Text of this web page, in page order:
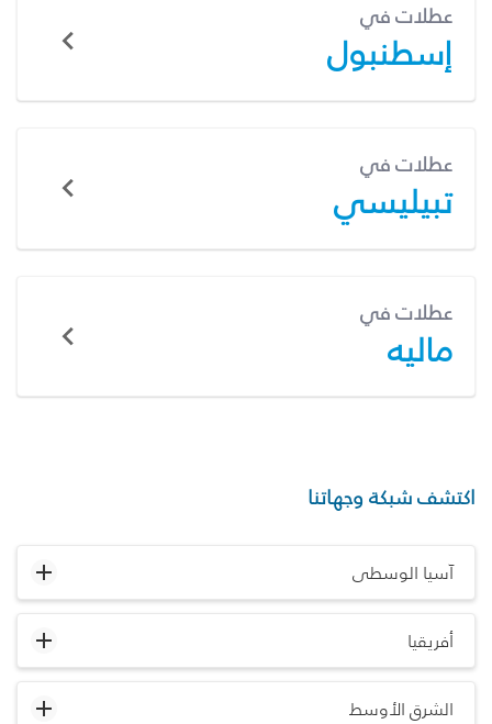
عطلات في
إسطنبول
عطلات في
تبيليسي
عطلات في
ماليه
اكتشف شبكة وجهاتنا
آسيا الوسطى
أفريقيا
الشرق الأوسط